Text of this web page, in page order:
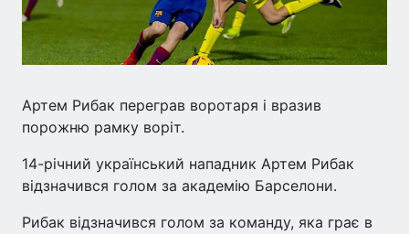
Артем Рибак переграв воротаря і вразив
порожню рамку воріт.
14-річний український нападник Артем Рибак
відзначився голом за академію Барселони.
Рибак відзначився голом за команду, яка грає в